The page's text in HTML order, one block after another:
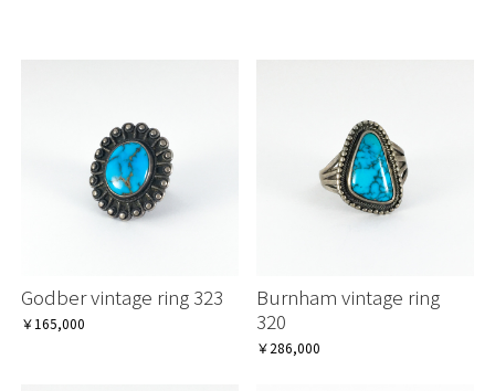
Godber vintage ring 323
￥165,000
Burnham vintage ring
320
￥286,000